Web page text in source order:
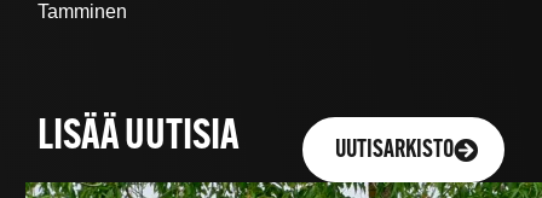
Tamminen
LISÄÄ UUTISIA UUTISARKISTO